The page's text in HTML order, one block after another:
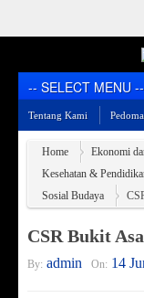
Tentang Kami
Home Ekonomi
Kesehatan &
Sosial Budaya
CSR Bukit
By: admin On: 14